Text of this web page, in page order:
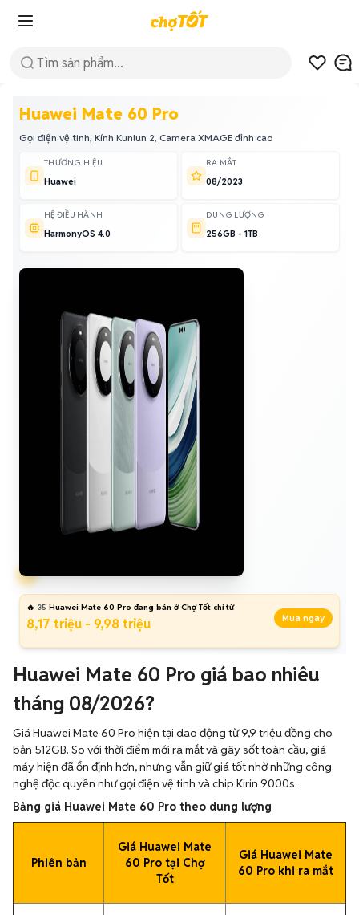
Huawei Mate 60 Pro
Gọi điện vệ tinh, Kính Kunlun 2, Camera XMAGE đỉnh cao
THƯƠNG HIỆU
Huawei
RA MẮT
08/2023
HỆ ĐIỀU HÀNH
HarmonyOS 4.0
DUNG LƯỢNG
256GB - 1TB
🔥 35 Huawei Mate 60 Pro đang bán ở Chợ Tốt chỉ từ
8,17 triệu - 9,98 triệu Mua ngay
Huawei Mate 60 Pro giá bao nhiêu
tháng 08/2026?
Giá Huawei Mate 60 Pro hiện tại dao động từ 9,9 triệu đồng cho
bản 512GB. So với thời điểm mới ra mắt và gây sốt toàn cầu, giá
máy hiện đã ổn định hơn, nhưng vẫn giữ giá tốt nhờ những công
nghệ độc quyền như gọi điện vệ tinh và chip Kirin 9000s.
Bảng giá Huawei Mate 60 Pro theo dung lượng
Phiên bản
Giá Huawei Mate
60 Pro tại Chợ
Tốt
Giá Huawei Mate
60 Pro khi ra mắt